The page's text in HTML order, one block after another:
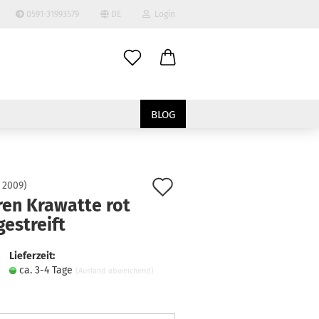
0591-31993579 DE Login
erstellen
vergessen?
BLOG
2009)
Krawatte rot
Lieferzeit:
ca. 3-4 Tage (Ausland abweichend)